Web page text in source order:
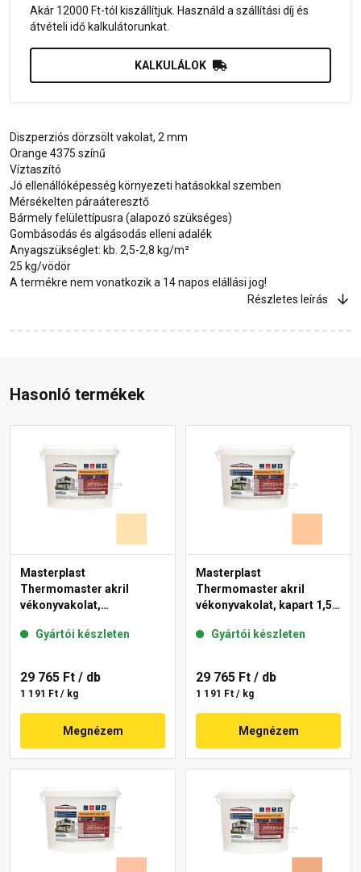
Akár 12000 Ft-tól kiszállítjuk. Használd a szállítási díj és
átvételi idő kalkulátorunkat.
KALKULÁLOK
Diszperziós dörzsölt vakolat, 2 mm
Orange 4375 színű
Víztaszító
Jó ellenállóképesség környezeti hatásokkal szemben
Mérsékelten páraáteresztő
Bármely felülettípusra (alapozó szükséges)
Gombásodás és algásodás elleni adalék
Anyagszükséglet: kb. 2,5-2,8 kg/m²
25 kg/vödör
A termékre nem vonatkozik a 14 napos elállási jog!
Részletes leírás
Hasonló termékek
Masterplast
Thermomaster akril
vékonyvakolat,
01-E 25 kg
Gyártói készleten
29 765 Ft / db
1 191 Ft / kg
Megnézem
Masterplast
Thermomaster akril
vékonyvakolat, kapart 1,5
Gyártói készleten
29 765 Ft / db
1 191 Ft / kg
Megnézem